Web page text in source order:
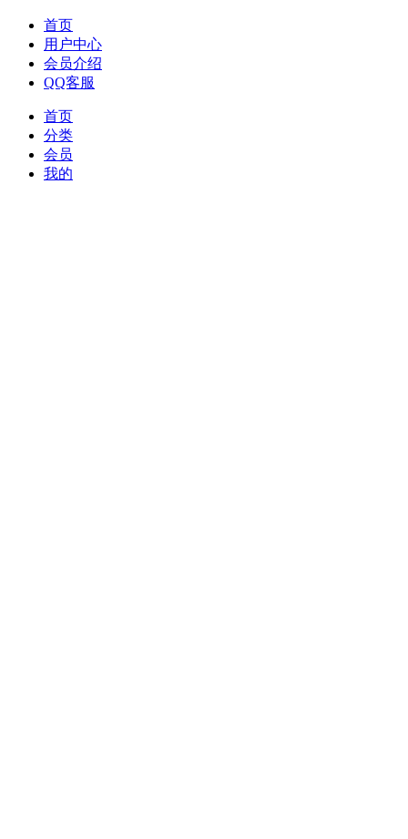
首页
用户中心
会员介绍
QQ客服
首页
分类
会员
我的